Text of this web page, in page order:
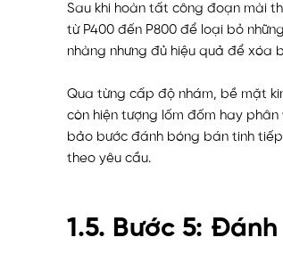
Sau khi hoàn tất công đoạn mài
từ P400 đến P800 để loại bỏ
nhàng nhưng đủ hiệu quả để xóa
Qua từng cấp độ nhám, bề mặt
còn hiện tượng lốm đốm hay
bảo bước đánh bóng bán tinh
theo yêu cầu.
1.5. Bước 5: